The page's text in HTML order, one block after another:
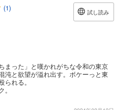
(1) 試し読み
まった」と嘆かれがちな令和の東京
沌と欲望が溢れ出す。ボケーっと東
れる。